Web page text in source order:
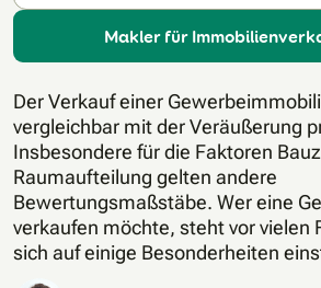
Makler für
Der Verkauf einer
vergleichbar mit der Veräußerung
Insbesondere für die Faktoren
Raumaufteilung gelten andere
Bewertungsmaßstäbe. Wer eine
verkaufen möchte, steht vor vielen
sich auf einige Besonderheiten